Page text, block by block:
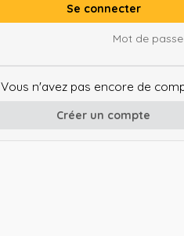
Se connecter
Mot de
Vous n'avez pas encore de
Créer un compte